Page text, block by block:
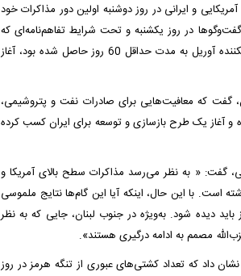
و ایرانی در روز دوشنبه اولین دور مذاکرات خود
در روز یکشنبه و تحت شرایط تفاهم‌نامه‌ای که
هفته گذشته برای تمدید آتش‌بس شکننده آوریل به مدت حداقل 60 روز حاصل شده بود، آغاز
گفت که معافیت‌هایی برای صادرات نفت و پتروشیمی،
و آغاز یک طرح بازسازی و توسعه برای ایران کسب کرده
گفت: « به نظر می‌رسد مذاکرات سطح بالای آمریکا و
است. با این حال، اینکه آیا این گام‌ها نتایج ملموسی
دیده شود. به‌ویژه در جنوب لبنان، جایی که به نظر
مصمم به ادامه درگیری هستند».
داد که تعداد کشتی‌های عبوری از تنگه هرمز در روز